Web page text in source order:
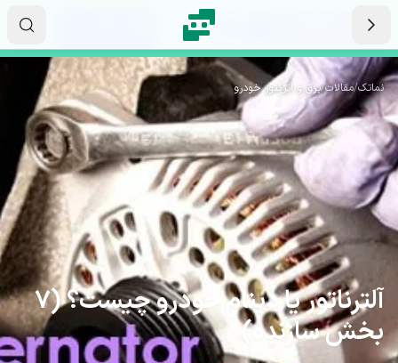
نماتک/مقالات/برق و انژکتور خودرو
آلترناتور یا دینام خودرو چیست؟ (7
بخش سازنده)